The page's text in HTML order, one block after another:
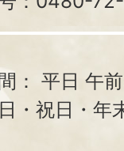
： 平日 午
・祝日・年